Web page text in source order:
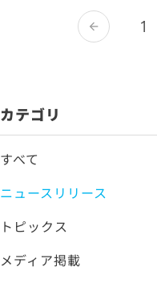
arrow_back 1
カテゴリ
すべて
ニュースリリース
トピックス
メディア掲載